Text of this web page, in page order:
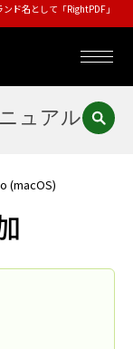
ド名として「RightPDF」
ュアル
(macOS)